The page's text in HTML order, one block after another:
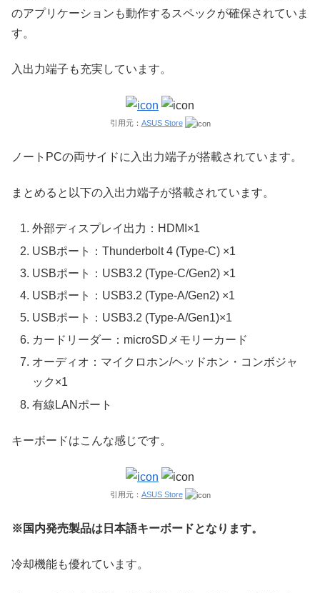
のアプリケーションも動作するスペックが確保されていま
す。
入出力端子も充実しています。
引用元： ASUS Store
ノートPCの両サイドに入出力端子が搭載されています。
まとめると以下の入出力端子が搭載されています。
外部ディスプレイ出力：HDMI×1
USBポート：Thunderbolt 4 (Type-C) ×1
USBポート：USB3.2 (Type-C/Gen2) ×1
USBポート：USB3.2 (Type-A/Gen2) ×1
USBポート：USB3.2 (Type-A/Gen1)×1
カードリーダー：microSDメモリーカード
オーディオ：マイクロホン/ヘッドホン・コンボジャ
ック×1
有線LANポート
キーボードはこんな感じです。
引用元： ASUS Store
※国内発売製品は日本語キーボードとなります。
冷却機能も優れています。